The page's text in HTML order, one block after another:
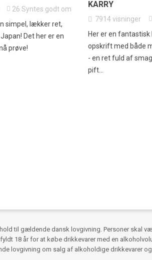
26 Syntes godt om
simpel, lækker ret,
Det her er en
prøve!
KARRY
7914visninger
Her er en fantastisk
opskrift med både
- en ret fuld af
pift...
til gældende dansk lovgivning. Personer skal
18 år for at købe drikkevarer med en
lovgivning om salg af alkoholdige drikkevarer